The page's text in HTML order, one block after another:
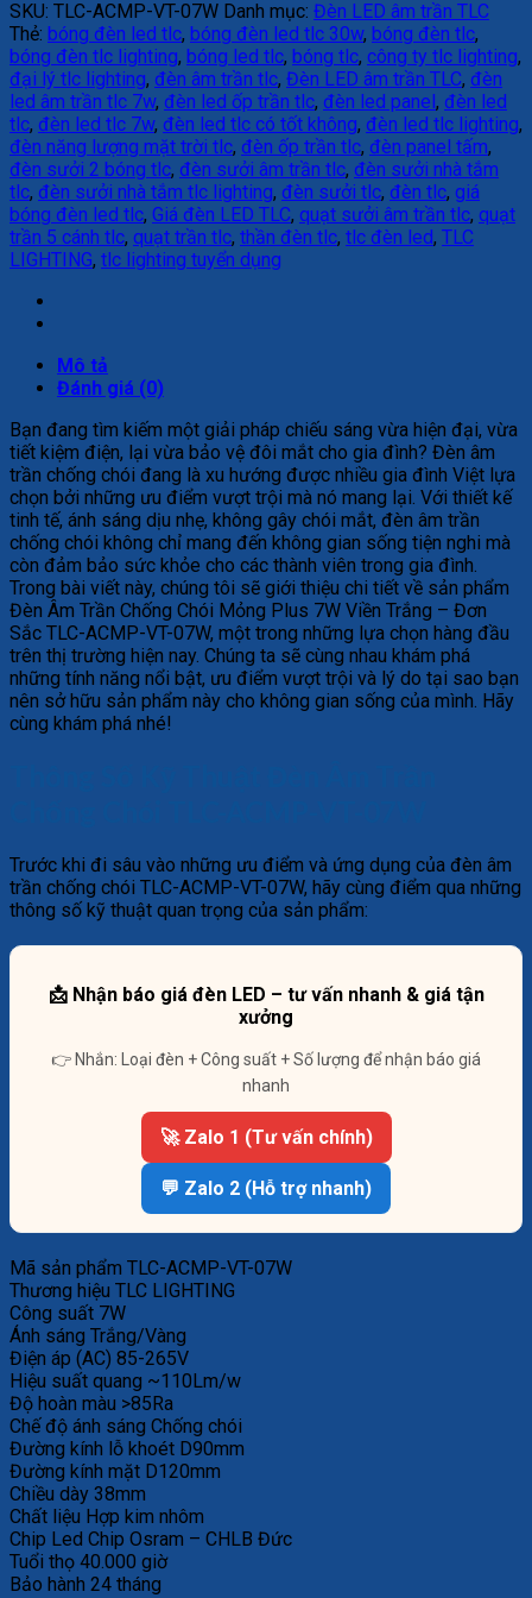
SKU: TLC-ACMP-VT-07W Danh mục: Đèn LED âm trần TLC
Thẻ: bóng đèn led tlc, bóng đèn led tlc 30w, bóng đèn tlc,
bóng đèn tlc lighting, bóng led tlc, bóng tlc, công ty tlc lighting,
đại lý tlc lighting, đèn âm trần tlc, Đèn LED âm trần TLC, đèn
led âm trần tlc 7w, đèn led ốp trần tlc, đèn led panel, đèn led
tlc, đèn led tlc 7w, đèn led tlc có tốt không, đèn led tlc lighting,
đèn năng lượng mặt trời tlc, đèn ốp trần tlc, đèn panel tấm,
đèn sưởi 2 bóng tlc, đèn sưởi âm trần tlc, đèn sưởi nhà tắm
tlc, đèn sưởi nhà tắm tlc lighting, đèn sưởi tlc, đèn tlc, giá
bóng đèn led tlc, Giá đèn LED TLC, quạt sưởi âm trần tlc, quạt
trần 5 cánh tlc, quạt trần tlc, thần đèn tlc, tlc đèn led, TLC
LIGHTING, tlc lighting tuyển dụng
Mô tả
Đánh giá (0)
Bạn đang tìm kiếm một giải pháp chiếu sáng vừa hiện đại, vừa
tiết kiệm điện, lại vừa bảo vệ đôi mắt cho gia đình? Đèn âm
trần chống chói đang là xu hướng được nhiều gia đình Việt lựa
chọn bởi những ưu điểm vượt trội mà nó mang lại. Với thiết kế
tinh tế, ánh sáng dịu nhẹ, không gây chói mắt, đèn âm trần
chống chói không chỉ mang đến không gian sống tiện nghi mà
còn đảm bảo sức khỏe cho các thành viên trong gia đình.
Trong bài viết này, chúng tôi sẽ giới thiệu chi tiết về sản phẩm
Đèn Âm Trần Chống Chói Mỏng Plus 7W Viền Trắng – Đơn
Sắc TLC-ACMP-VT-07W, một trong những lựa chọn hàng đầu
trên thị trường hiện nay. Chúng ta sẽ cùng nhau khám phá
những tính năng nổi bật, ưu điểm vượt trội và lý do tại sao bạn
nên sở hữu sản phẩm này cho không gian sống của mình. Hãy
cùng khám phá nhé!
Trước khi đi sâu vào những ưu điểm và ứng dụng của đèn âm
trần chống chói TLC-ACMP-VT-07W, hãy cùng điểm qua những
thông số kỹ thuật quan trọng của sản phẩm:
📩 Nhận báo giá đèn LED – tư vấn nhanh & giá tận
xưởng
👉 Nhắn: Loại đèn + Công suất + Số lượng để nhận báo giá
nhanh
🚀 Zalo 1 (Tư vấn chính)
💬 Zalo 2 (Hỗ trợ nhanh)
Mã sản phẩm TLC-ACMP-VT-07W
Thương hiệu TLC LIGHTING
Công suất 7W
Ánh sáng Trắng/Vàng
Điện áp (AC) 85-265V
Hiệu suất quang ~110Lm/w
Độ hoàn màu >85Ra
Chế độ ánh sáng Chống chói
Đường kính lỗ khoét D90mm
Đường kính mặt D120mm
Chiều dày 38mm
Chất liệu Hợp kim nhôm
Chip Led Chip Osram – CHLB Đức
Tuổi thọ 40.000 giờ
Bảo hành 24 tháng